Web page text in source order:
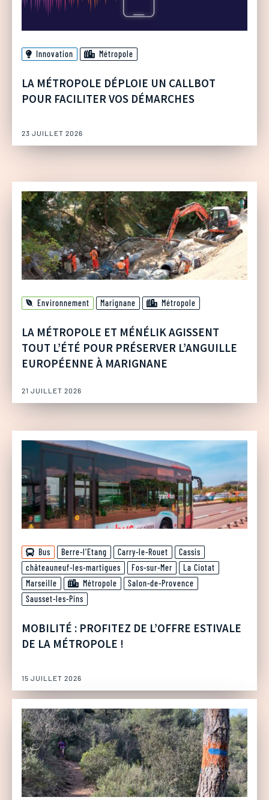
Innovation Métropole
LA MÉTROPOLE DÉPLOIE UN CALLBOT
POUR FACILITER VOS DÉMARCHES
23 JUILLET 2026
Environnement Marignane Métropole
LA MÉTROPOLE ET MÉNÉLIK AGISSENT
TOUT L’ÉTÉ POUR PRÉSERVER L’ANGUILLE
EUROPÉENNE À MARIGNANE
21 JUILLET 2026
Bus Berre-l'Etang Carry-le-Rouet
Cassis
châteauneuf-les-martigues
Fos-sur-Mer
La Ciotat
Marseille
Métropole
Salon-de-Provence
Sausset-les-Pins
MOBILITÉ : PROFITEZ DE L’OFFRE ESTIVALE
DE LA MÉTROPOLE !
15 JUILLET 2026